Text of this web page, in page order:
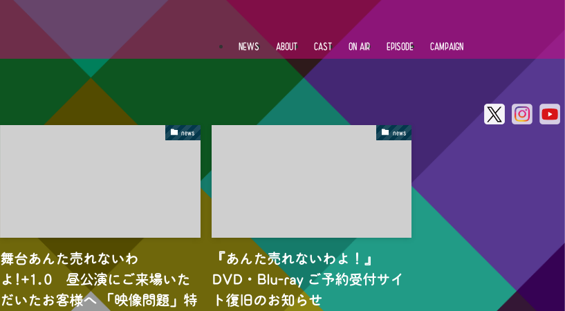
NEWS ABOUT CAST ON AIR EPISODE CAMPAIGN
news
舞台あんた売れないわ
よ!+1.0 昼公演にご来場いた
だいたお客様へ 「映像問題」特
news
『あんた売れないわよ！』
DVD・Blu-ray ご予約受付サイ
ト復旧のお知らせ